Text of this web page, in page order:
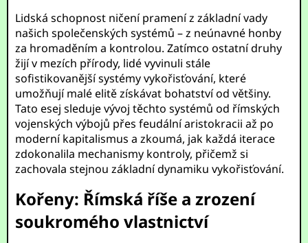
Lidská schopnost ničení pramení z základní vady
našich společenských systémů – z neúnavné honby
za hromaděním a kontrolou. Zatímco ostatní druhy
žijí v mezích přírody, lidé vyvinuli stále
sofistikovanější systémy vykořisťování, které
umožňují malé elitě získávat bohatství od většiny.
Tato esej sleduje vývoj těchto systémů od římských
vojenských výbojů přes feudální aristokracii až po
moderní kapitalismus a zkoumá, jak každá iterace
zdokonalila mechanismy kontroly, přičemž si
zachovala stejnou základní dynamiku vykořisťování.
Kořeny: Římská říše a zrození
soukromého vlastnictví